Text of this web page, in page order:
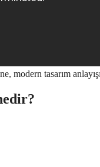
modern tasarım